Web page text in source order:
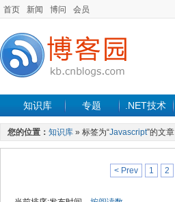
首页 新闻 博问 会员
知识库 专题 .NET技术
您的位置： 知识库 » 标签为“Javascript”的文章
< Prev 1 2